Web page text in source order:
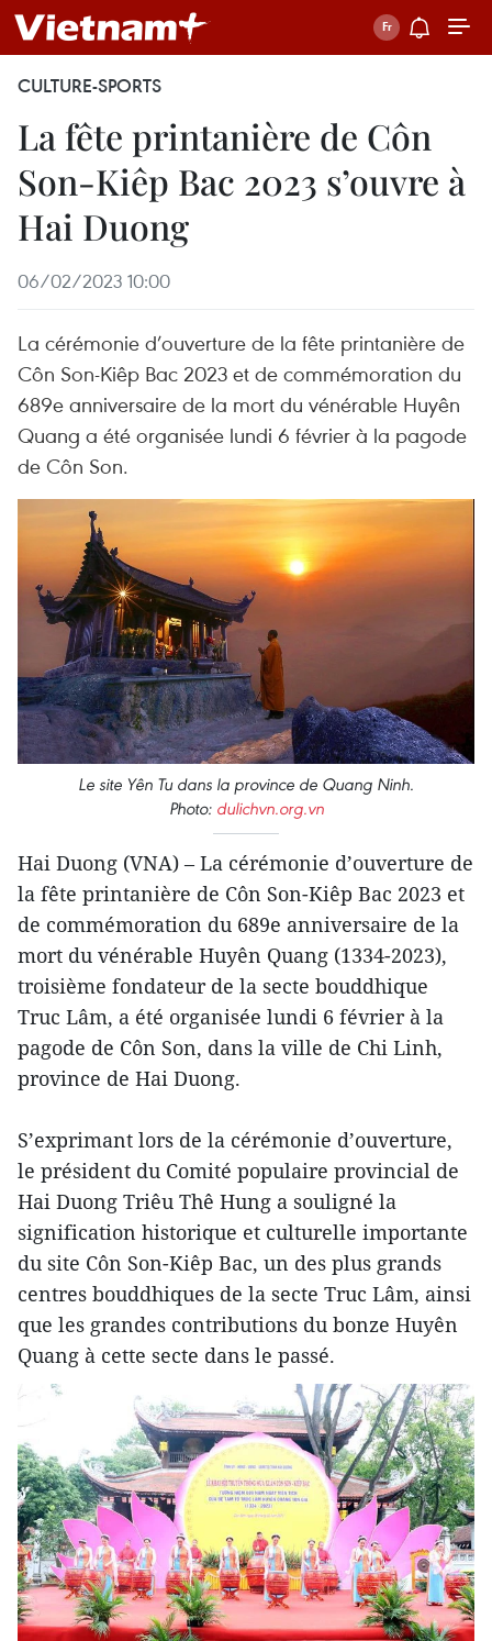
CULTURE-SPORTS
La fête printanière de Côn
Son-Kiêp Bac 2023 s’ouvre à
Hai Duong
06/02/2023 10:00
La cérémonie d’ouverture de la fête printanière de
Côn Son-Kiêp Bac 2023 et de commémoration du
689e anniversaire de la mort du vénérable Huyên
Quang a été organisée lundi 6 février à la pagode
de Côn Son.
Le site Yên Tu dans la province de Quang Ninh.
Photo: dulichvn.org.vn
Hai Duong (VNA) – La cérémonie d’ouverture de
la fête printanière de Côn Son-Kiêp Bac 2023 et
de commémoration du 689e anniversaire de la
mort du vénérable Huyên Quang (1334-2023),
troisième fondateur de la secte bouddhique
Truc Lâm, a été organisée lundi 6 février à la
pagode de Côn Son, dans la ville de Chi Linh,
province de Hai Duong.
S’exprimant lors de la cérémonie d’ouverture,
le président du Comité populaire provincial de
Hai Duong Triêu Thê Hung a souligné la
signification historique et culturelle importante
du site Côn Son-Kiêp Bac, un des plus grands
centres bouddhiques de la secte Truc Lâm, ainsi
que les grandes contributions du bonze Huyên
Quang à cette secte dans le passé.